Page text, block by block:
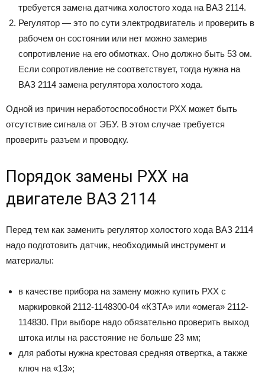
требуется замена датчика холостого хода на ВАЗ 2114.
Регулятор — это по сути электродвигатель и проверить в
рабочем он состоянии или нет можно замерив
сопротивление на его обмотках. Оно должно быть 53 ом.
Если сопротивление не соответствует, тогда нужна на
ВАЗ 2114 замена регулятора холостого хода.
Одной из причин неработоспособности РХХ может быть
отсутствие сигнала от ЭБУ. В этом случае требуется
проверить разъем и проводку.
Порядок замены РХХ на
двигателе ВАЗ 2114
Перед тем как заменить регулятор холостого хода ВАЗ 2114
надо подготовить датчик, необходимый инструмент и
материалы:
в качестве прибора на замену можно купить РХХ с
маркировкой 2112-1148300-04 «КЗТА» или «омега» 2112-
114830. При выборе надо обязательно проверить выход
штока иглы на расстояние не больше 23 мм;
для работы нужна крестовая средняя отвертка, а также
ключ на «13»;